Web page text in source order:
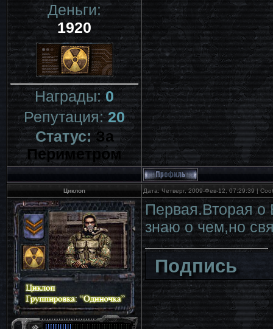
Деньги:
1920
Награды:0
Репутация:20
Статус:За
Периметром
Циклоп Дата: Четверг, 2009-Фев-12, 07:29:39 |
Первая.Вторая о
знаю о чем,но
Подпись